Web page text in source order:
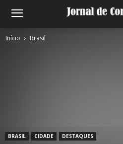
Início Brasil
BRASIL CIDADE DESTAQUES